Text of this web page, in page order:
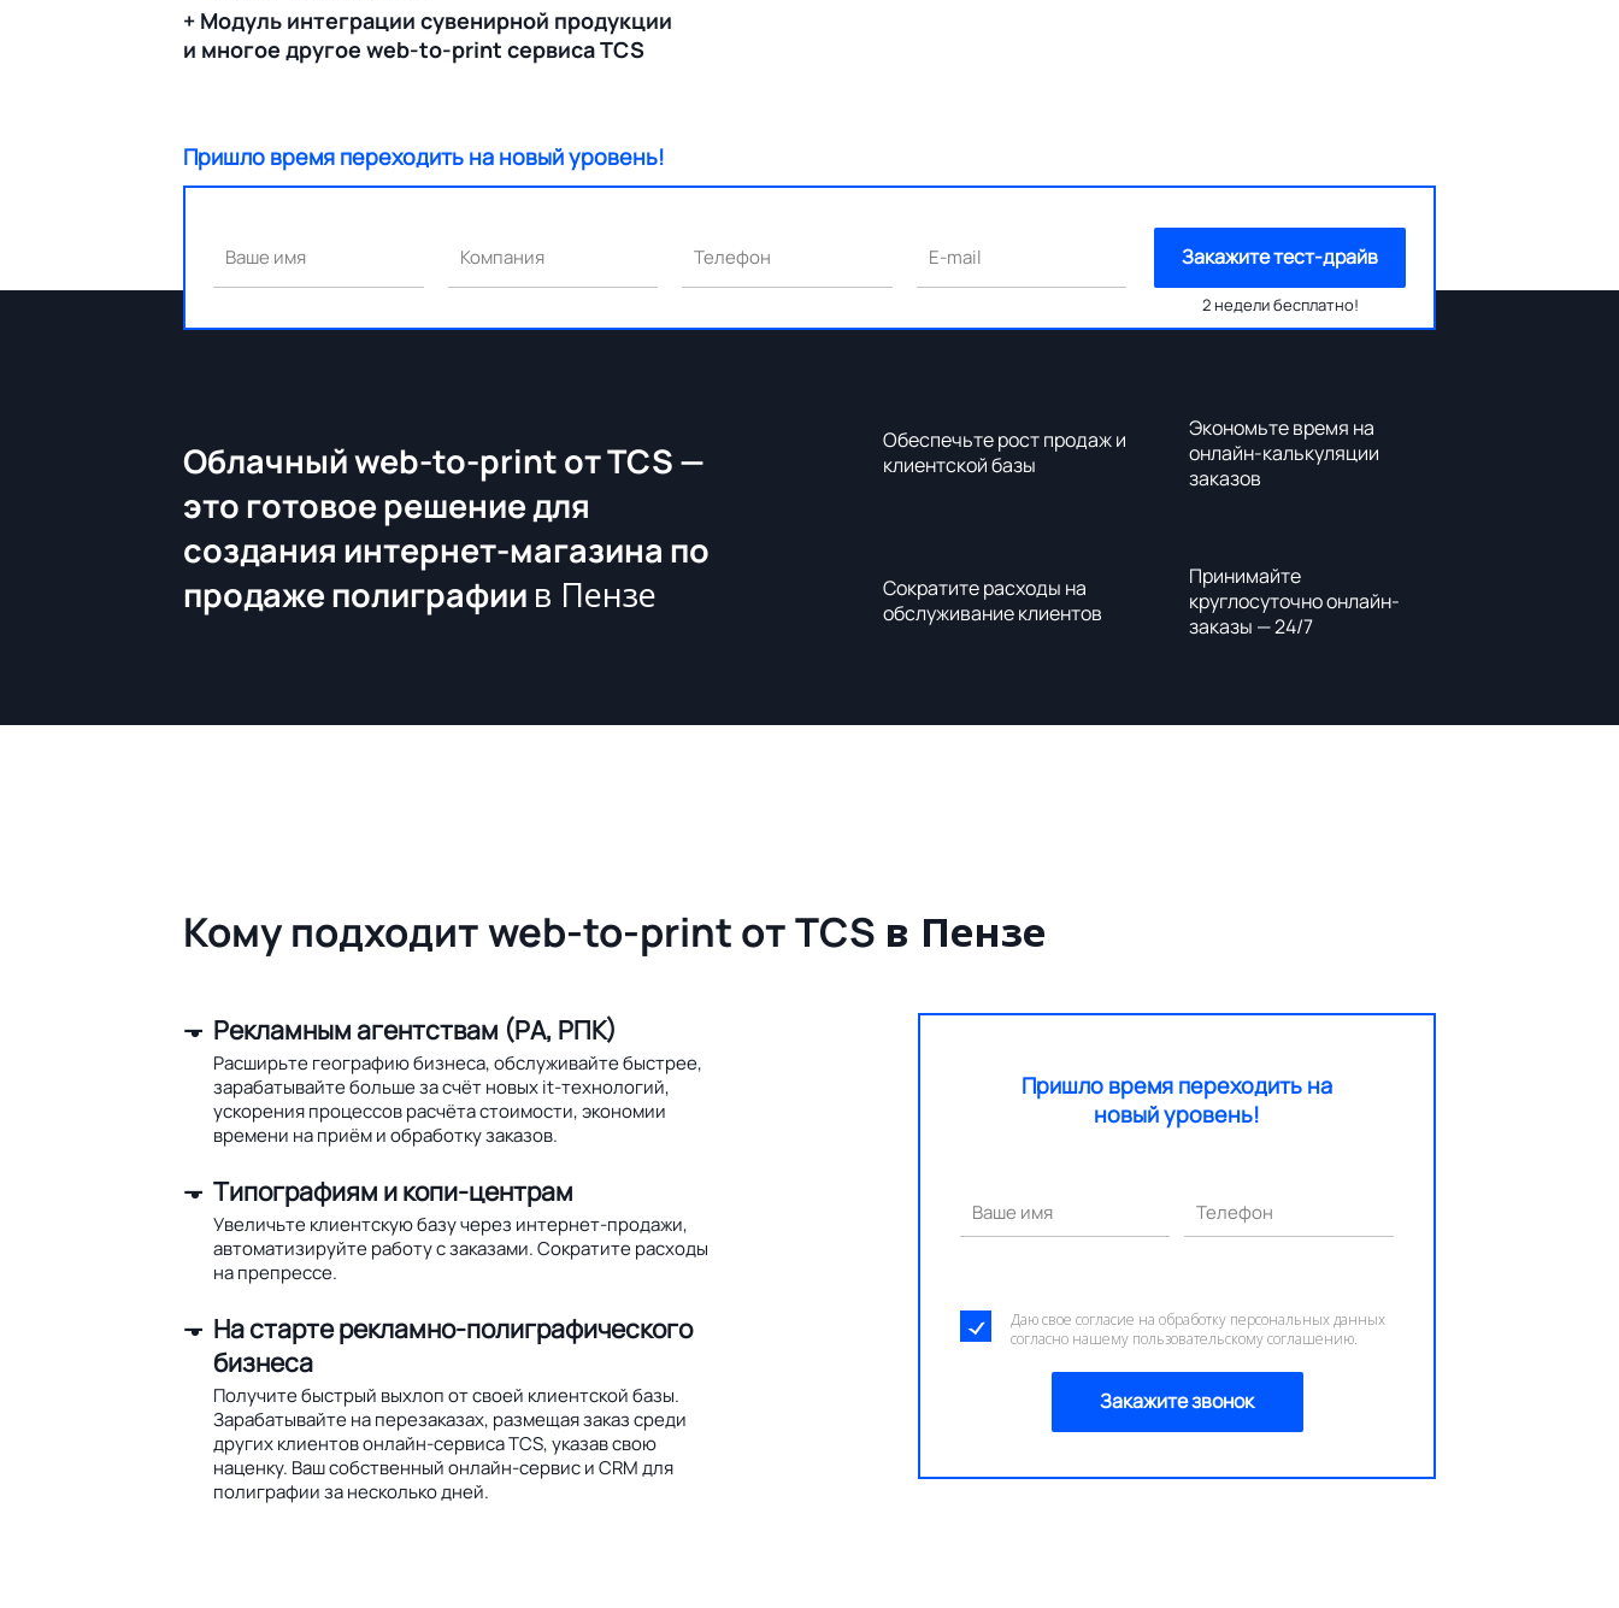
+ Модуль интеграции сувенирной продукции
и многое другое web-to-print сервиса TCS
Пришло время переходить на новый уровень!
Ваше имя Компания Телефон E-mail Закажите тест-драйв
2 недели бесплатно!
Облачный web-to-print от TCS —
это готовое решение для
создания интернет-магазина по
продаже полиграфии в Пензе
Обеспечьте рост продаж и
клиентской базы
Экономьте время на
онлайн-калькуляции
заказов
Сократите расходы на
обслуживание клиентов
Принимайте
круглосуточно онлайн-
заказы — 24/7
Кому подходит web-to-print от TCS в Пензе
Рекламным агентствам (РА, РПК)
Расширьте географию бизнеса, обслуживайте быстрее,
зарабатывайте больше за счёт новых it-технологий,
ускорения процессов расчёта стоимости, экономии
времени на приём и обработку заказов.
Типографиям и копи-центрам
Увеличьте клиентскую базу через интернет-продажи,
автоматизируйте работу с заказами. Сократите расходы
на препрессе.
На старте рекламно-полиграфического
бизнеса
Получите быстрый выхлоп от своей клиентской базы.
Зарабатывайте на перезаказах, размещая заказ среди
других клиентов онлайн-сервиса TCS, указав свою
наценку. Ваш собственный онлайн-сервис и CRM для
полиграфии за несколько дней.
Пришло время переходить на
новый уровень!
Ваше имя Телефон
Даю свое согласие на обработку персональных данных
согласно нашему пользовательскому соглашению.
Закажите звонок